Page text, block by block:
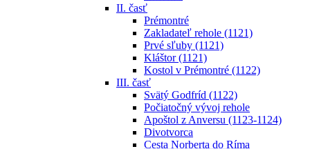
II. časť
Prémontré
Zakladateľ rehole (1121)
Prvé sľuby (1121)
Kláštor (1121)
Kostol v Prémontré (1122)
III. časť
Svätý Godfríd (1122)
Počiatočný vývoj rehole
Apoštol z Anversu (1123-1124)
Divotvorca
Cesta Norberta do Ríma